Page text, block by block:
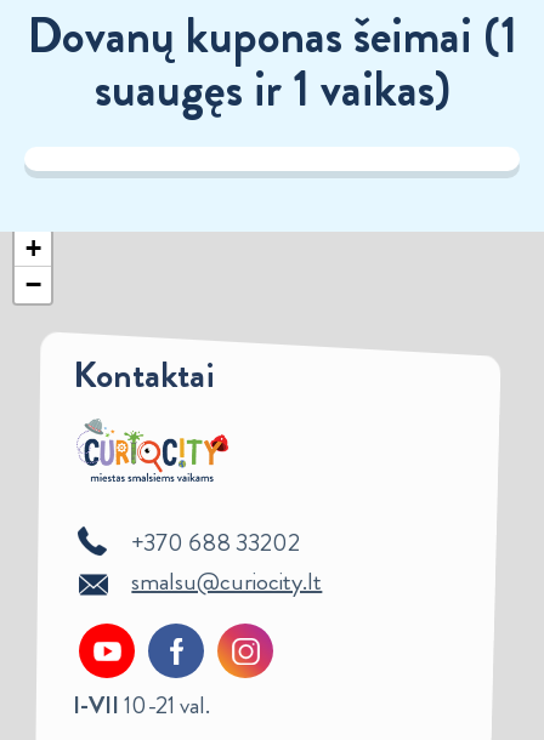
Dovanų kuponas šeimai (1
suaugęs ir 1 vaikas)
+
−
Kontaktai
+370 688 33202
smalsu@curiocity.lt
I-VII10-21 val.